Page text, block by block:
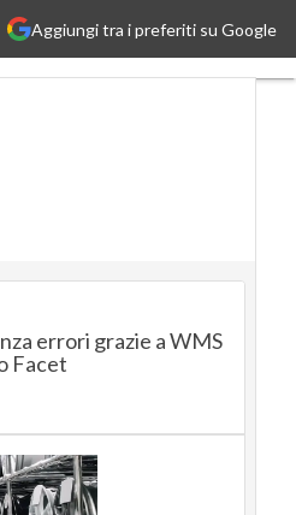
Aggiungi tra i preferiti su Google
errori grazie a WMS
Facet